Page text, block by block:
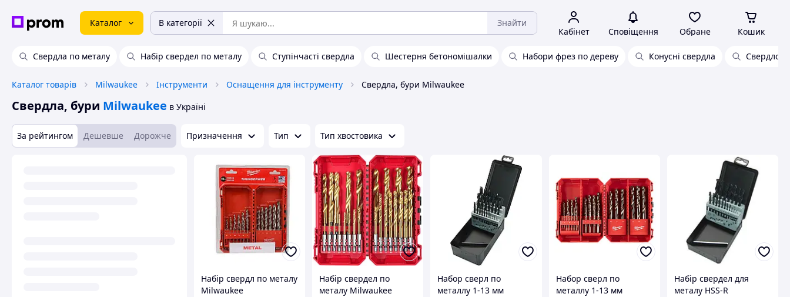
Каталог В категорії Знайти
Кабінет Сповіщення Обране Кошик
Свердла по металу Набір свердел по металу Ступінчасті свердла Шестерня бетономішалки Набори фрез по дереву Конусні свердла Свердло
Каталог товарів Milwaukee Інструменти Оснащення для інструменту Свердла, бури Milwaukee
Свердла, бури Milwaukee в Україні
За рейтингом Дешевше Дорожче Призначення Тип Тип хвостовика
Набір свердл по металу
Milwaukee
Набір свердел по
металу Milwaukee
Набор сверл по
металлу 1-13 мм
Набор сверл по
металлу 1-13 мм
Набір свердел для
металу HSS-R